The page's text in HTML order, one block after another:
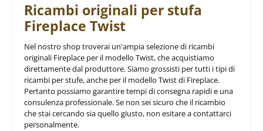
Ricambi originali per stufa
Fireplace Twist
Nel nostro shop troverai un'ampia selezione di ricambi
originali Fireplace per il modello Twist, che acquistiamo
direttamente dal produttore. Siamo grossisti per tutti i tipi di
ricambi per stufe, anche per il modello Twist di Fireplace.
Pertanto possiamo garantire tempi di consegna rapidi e una
consulenza professionale. Se non sei sicuro che il ricambio
che stai cercando sia quello giusto, non esitare a contattarci
personalmente.